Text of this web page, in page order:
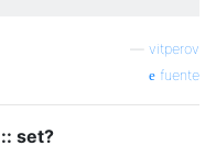
vitperov
fuente
set?